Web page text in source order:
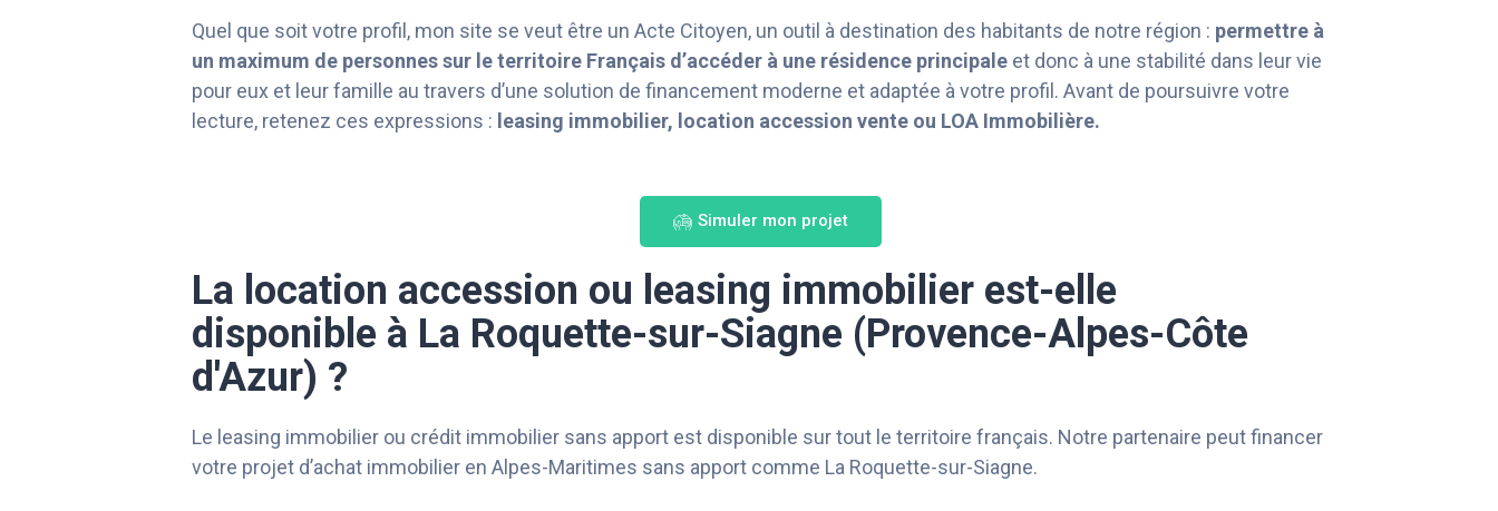
Quel que soit votre profil, mon site se veut être un Acte Citoyen, un outil à destination des habitants de notre région : permettre à
un maximum de personnes sur le territoire Français d’accéder à une résidence principale et donc à une stabilité dans leur vie
pour eux et leur famille au travers d’une solution de financement moderne et adaptée à votre profil. Avant de poursuivre votre
lecture, retenez ces expressions : leasing immobilier, location accession vente ou LOA Immobilière.
Simuler mon projet
La location accession ou leasing immobilier est-elle
disponible à La Roquette-sur-Siagne (Provence-Alpes-Côte
d'Azur) ?
Le leasing immobilier ou crédit immobilier sans apport est disponible sur tout le territoire français. Notre partenaire peut financer
votre projet d’achat immobilier en Alpes-Maritimes sans apport comme La Roquette-sur-Siagne.